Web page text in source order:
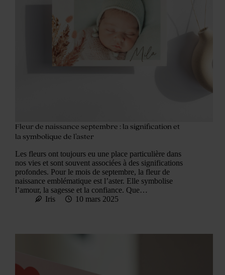
Fleur de naissance septembre : la signification et
la symbolique de l’aster
Les fleurs ont toujours eu une place particulière dans
nos vies et sont souvent associées à des significations
profondes. Pour le mois de septembre, la fleur de
naissance emblématique est l’aster. Elle symbolise
l’amour, la sagesse et la confiance. Que…
Iris
10 mars 2025